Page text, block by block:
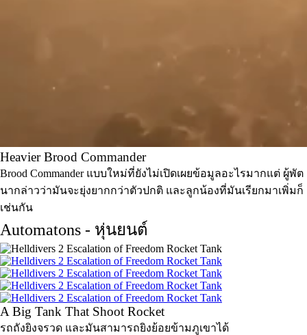
Heavier Brood Commander
Brood Commander แบบใหม่ที่ยังไม่เปิดเผยข้อมูลอะไรมากแต่ ผู้พัต
นากล่าวว่ามันจะยุ่งยากกว่าตัวปกติ และลูกน้องที่มันเรียกมาเพิ่มก็
เช่นกัน
Automatons - หุ่นยนต์
A Big Tank That Shoot Rocket
รถถังยิงจรวด และมันสามารถยิงย้อยข้ามภูเขาได้